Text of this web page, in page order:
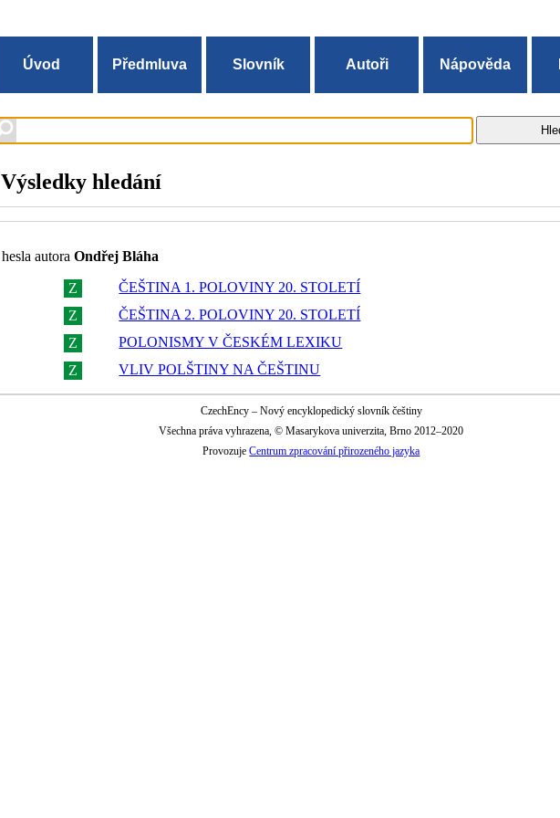
Úvod Předmluva Slovník Autoři Nápověda
Výsledky hledání
hesla autoraOndřej Bláha
Z
ČEŠTINA 1. POLOVINY 20. STOLETÍ
Z
ČEŠTINA 2. POLOVINY 20. STOLETÍ
Z
POLONISMY V ČESKÉM LEXIKU
Z
VLIV POLŠTINY NA ČEŠTINU
CzechEncy – Nový encyklopedický slovník češtiny
Všechna práva vyhrazena, © Masarykova univerzita, Brno 2012–2020
ProvozujeCentrum zpracování přirozeného jazyka